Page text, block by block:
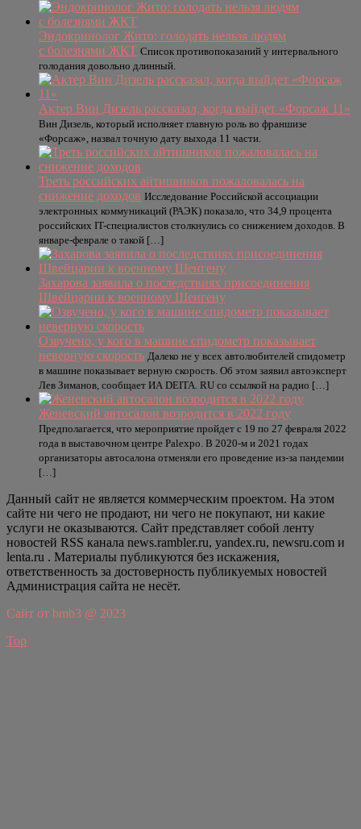
Эндокринолог Жито: голодать нельзя людям
с болезнями ЖКТ Список противопоказаний у интервального
голодания довольно длинный.
Актер Вин Дизель рассказал, когда выйдет «Форсаж 11»
Вин Дизель, который исполняет главную роль во франшизе
«Форсаж», назвал точную дату выхода 11 части.
Треть российских айтишников пожаловалась на
снижение доходов Исследование Российской ассоциации
электронных коммуникаций (РАЭК) показало, что 34,9 процента
российских IT-специалистов столкнулись со снижением доходов. В
январе-феврале о такой […]
Захарова заявила о последствиях присоединения
Швейцарии к военному Шенгену
Озвучено, у кого в машине спидометр показывает
неверную скорость Далеко не у всех автолюбителей спидометр
в машине показывает верную скорость. Об этом заявил автоэксперт
Лев Зиманов, сообщает ИА DEITA. RU со ссылкой на радио […]
Женевский автосалон возродится в 2022 году
Предполагается, что мероприятие пройдет с 19 по 27 февраля 2022
года в выставочном центре Palexpo. В 2020-м и 2021 годах
организаторы автосалона отменяли его проведение из-за пандемии
[…]
Данный сайт не является коммерческим проектом. На этом
сайте ни чего не продают, ни чего не покупают, ни какие
услуги не оказываются. Сайт представляет собой ленту
новостей RSS канала news.rambler.ru, yandex.ru, newsru.com и
lenta.ru . Материалы публикуются без искажения,
ответственность за достоверность публикуемых новостей
Администрация сайта не несёт.
Сайт от bmb3 @ 2023
Top